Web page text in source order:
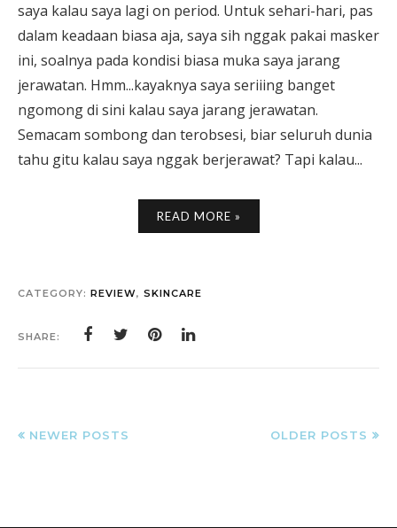
saya kalau saya lagi on period. Untuk sehari-hari, pas
dalam keadaan biasa aja, saya sih nggak pakai masker
ini, soalnya pada kondisi biasa muka saya jarang
jerawatan. Hmm...kayaknya saya seriiing banget
ngomong di sini kalau saya jarang jerawatan.
Semacam sombong dan terobsesi, biar seluruh dunia
tahu gitu kalau saya nggak berjerawat? Tapi kalau...
READ MORE »
CATEGORY: REVIEW, SKINCARE
SHARE:
NEWER POSTS OLDER POSTS